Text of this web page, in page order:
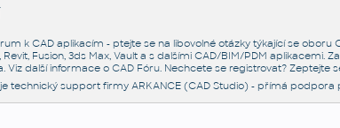
k CAD aplikacím - ptejte se na libovolné otázky týkající se
Revit, Fusion, 3ds Max, Vault a s dalšími CAD/BIM/PDM
Viz další informace o CAD Fóru. Nechcete se registrovat? Zeptejte
technický support firmy ARKANCE (CAD Studio) - přímá podpora